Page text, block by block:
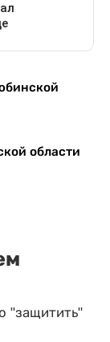
области
"защитить"